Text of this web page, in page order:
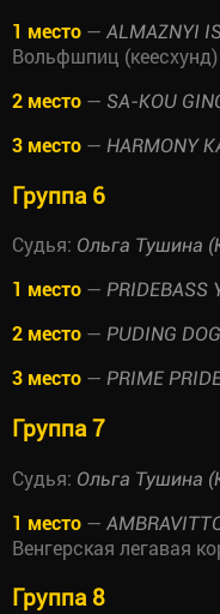
1 место — ALMAZNYI
Вольфшпиц (кеесхунд)
2 место — SA-KOU
3 место — HARMONY
Группа 6
Судья: Ольга Тушина
1 место — PRIDEBASS
2 место — PUDING
3 место — PRIME
Группа 7
Судья: Ольга Тушина
1 место —
Венгерская легавая
Группа 8